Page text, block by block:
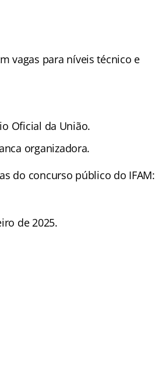
vagas para níveis técnico e
Oficial da União.
organizadora.
do concurso público do IFAM:
de 2025.